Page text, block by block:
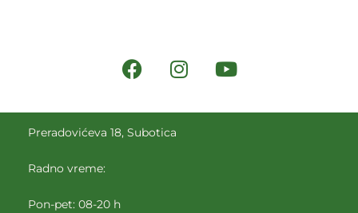
Preradovićeva 18, Subotica
Radno vreme:
Pon-pet: 08-20 h